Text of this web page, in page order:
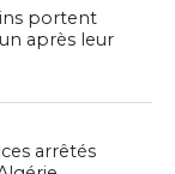
portent
après leur
arrêtés